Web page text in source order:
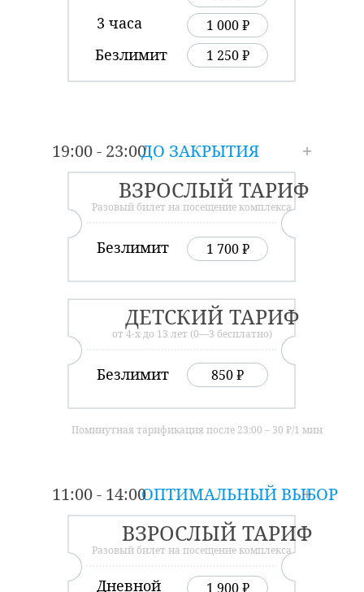
1 250 ₽
1 000 ₽
Безлимит
3 часа
19:00 - 23:00ДО ЗАКРЫТИЯ
850 ₽
ДЕТСКИЙ ТАРИФ
от 4-х до 13 лет (0—3 бесплатно)
Безлимит
1 700 ₽
ВЗРОСЛЫЙ ТАРИФ
Разовый билет на посещение комплекса
Безлимит
Поминутная тарификация после 23:00 – 30 ₽/1 мин
ОПТИМАЛЬНЫЙ ВЫБОР
11:00 - 14:00
1 900 ₽
ВЗРОСЛЫЙ ТАРИФ
Разовый билет на посещение комплекса
Дневной